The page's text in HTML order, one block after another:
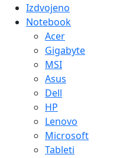
Izdvojeno
Notebook
Acer
Gigabyte
MSI
Asus
Dell
HP
Lenovo
Microsoft
Tableti